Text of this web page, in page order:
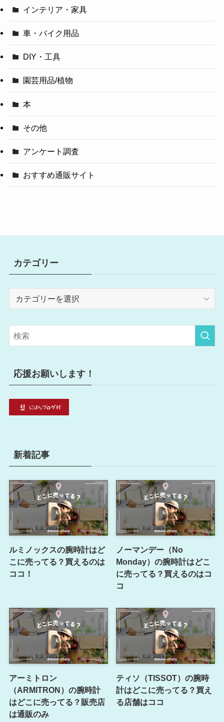
インテリア・家具
車・バイク用品
DIY・工具
園芸用品/植物
本
その他
アンケート調査
おすすめ通販サイト
カテゴリー
リ
ー
応援お願いします！
新着記事
ルミノックスの腕時計はど
こに売ってる？買えるのは
ココ！
ノーマンデー（No
Monday）の腕時計はどこ
に売ってる？買えるのはコ
コ
アーミトロン
（ARMITRON）の腕時計
はどこに売ってる？販売店
は通販のみ
ティソ（TISSOT）の腕時
計はどこに売ってる？買え
る店舗はココ